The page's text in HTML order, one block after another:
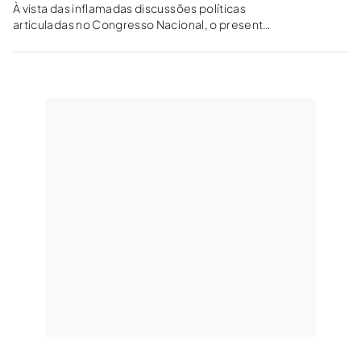
À vista das inflamadas discussões políticas
articuladas no Congresso Nacional, o presente
famigerada imunidade parlamentar.